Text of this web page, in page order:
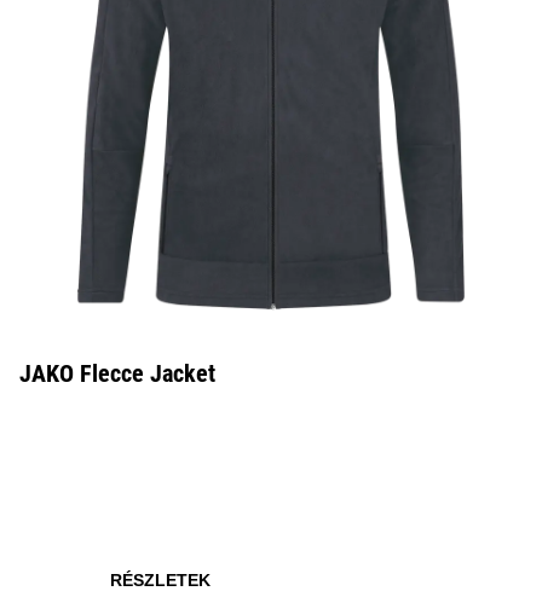
JAKO Flecce Jacket
RÉSZLETEK